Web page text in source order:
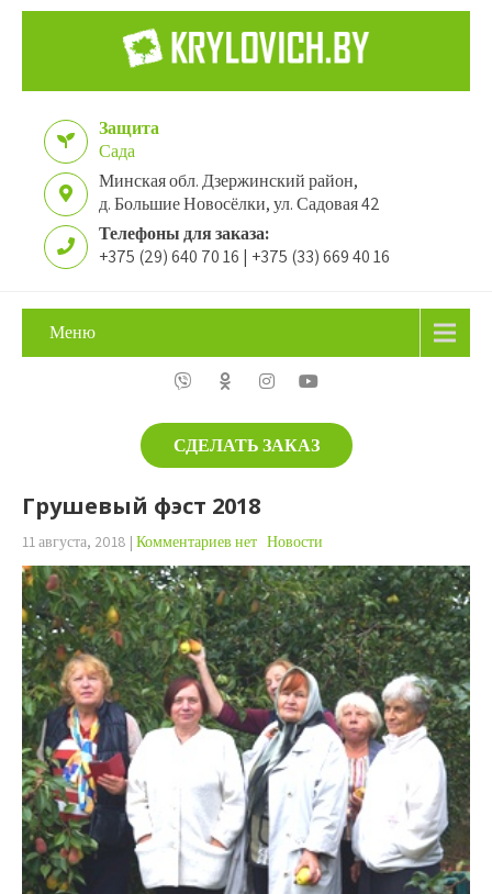
Защита
Сада
Минская обл. Дзержинский район,
д. Большие Новосёлки, ул. Садовая 42
Телефоны для заказа:
+375 (29) 640 70 16 | +375 (33) 669 40 16
Меню
СДЕЛАТЬ ЗАКАЗ
Грушевый фэст 2018
11 августа, 2018 | Комментариев нет Новости